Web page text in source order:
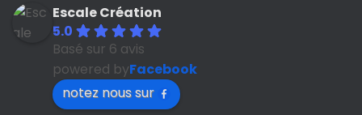
Escale Création
5.0
Basé sur 6 avis
powered byFacebook
notez nous sur